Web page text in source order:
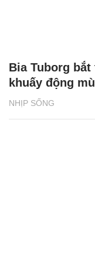
NHỊP SỐNG
Bia Tuborg
khuấy động